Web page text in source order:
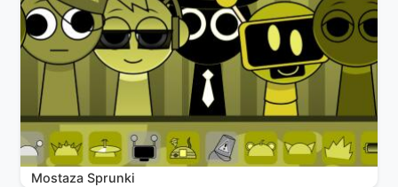
Mostaza Sprunki